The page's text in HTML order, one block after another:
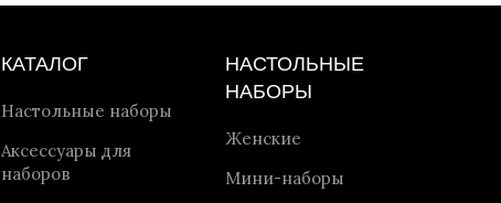
КАТАЛОГ
Настольные наборы
Аксессуары для
наборов
НАСТОЛЬНЫЕ
НАБОРЫ
Женские
Мини-наборы